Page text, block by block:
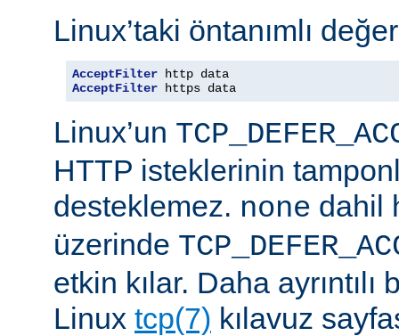
Linux’taki öntanımlı
AcceptFilter
AcceptFilter https data
Linux’un
HTTP isteklerinin
desteklemez. none dahil
üzerinde
etkin kılar. Daha
Linux tcp(7) kılavuz